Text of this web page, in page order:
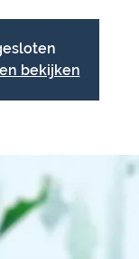
bekijken